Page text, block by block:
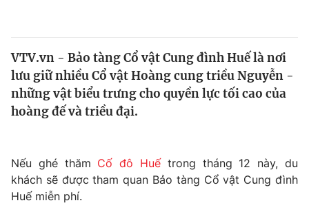
Thế giới
Tin tức
Thế giới đó đây
Kinh tế
Thị trường
Góc doanh nghiệp
Truyền hình
VTV.vn - Bảo tàng Cổ vật Cung đình Huế là nơi
lưu giữ nhiều Cổ vật Hoàng cung triều Nguyễn -
những vật biểu trưng cho quyền lực tối cao của
hoàng đế và triều đại.
Nếu ghé thăm Cố đô Huếtrong tháng 12 này, du
khách sẽ được tham quan Bảo tàng Cổ vật Cung đình
Huế miễn phí.